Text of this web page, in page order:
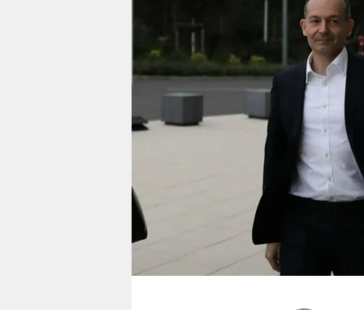
wahrheit
verlag
unterstützen